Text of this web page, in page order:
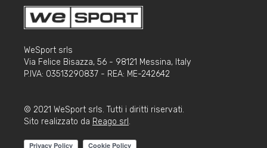
WeSport srls
Via Felice Bisazza, 56 - 98121 Messina, Italy
P.IVA: 03513290837 - REA: ME-242642
© 2021 WeSport srls. Tutti i diritti riservati.
Sito realizzato da Reago srl .